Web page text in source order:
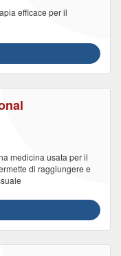
efficace per il
medicina usata per il
di raggiungere e